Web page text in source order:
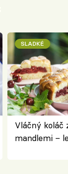
SLADKÉ
Vláčný koláč
mandlemi –